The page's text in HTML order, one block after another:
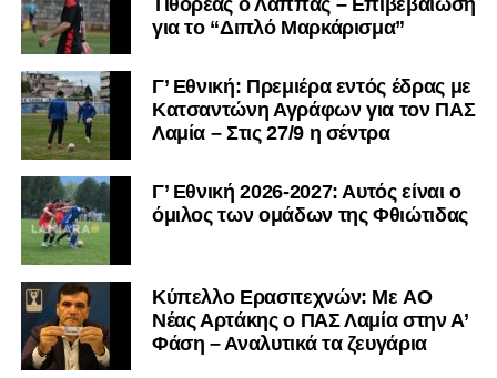
αγωνίστηκε στον Λεβαδειακό, ενώ πέρασε και από ομάδες
της Serie D στην Ιταλία, όπως οι Nocerina, S. Maria
ποδοσφαιρική του διαδρομή από τον Απόλλωνα Σμύρνης.
Τον καλωσορίζουμε στην οικογένεια του Σαρωνικού και
Ακολουθήστε το lamiara.grστοGoogle Newsγια να
μαθαίνετε πρώτοι τα κυανόλευκα νέα στην Ελλάδα και τον
υπόλοιπο κόσμο. Ακολουθήστε το lamiara.gr στο
Facebook
Twitterκαι στοInstagram για να
μαθαίνετε σε χρόνο dt όλα τα νέα.
Τιθορέας ο Λάππας – Επιβεβαίωση
για το “Διπλό Μαρκάρισμα”
Γ’ Εθνική: Πρεμιέρα εντός έδρας με
Κατσαντώνη Αγράφων για τον ΠΑΣ
Λαμία – Στις 27/9 η σέντρα
Γ’ Εθνική 2026-2027: Αυτός είναι ο
όμιλος των ομάδων της Φθιώτιδας
Kύπελλο Ερασιτεχνών: Με AO
Nέας Αρτάκης ο ΠΑΣ Λαμία στην Α’
Φάση – Αναλυτικά τα ζευγάρια